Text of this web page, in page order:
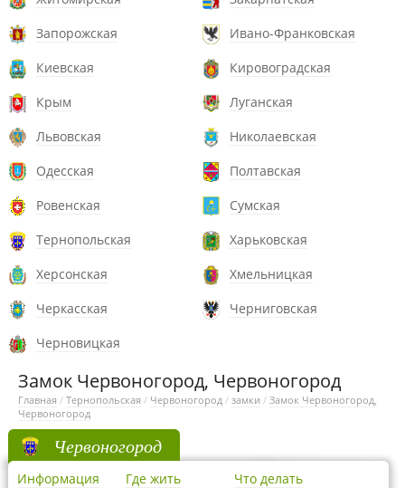
Запорожская
Ивано-Франковская
Киевская
Кировоградская
Крым
Луганская
Львовская
Николаевская
Одесская
Полтавская
Ровенская
Сумская
Тернопольская
Харьковская
Херсонская
Хмельницкая
Черкасская
Черниговская
Черновицкая
Замок Червоногород, Червоногород
Главная / Тернопольская / Червоногород / замки / Замок Червоногород,
Червоногород
Червоногород
Информация Где жить Что делать